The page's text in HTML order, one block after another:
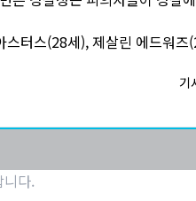
터스(28세), 제살린 에드워즈
기